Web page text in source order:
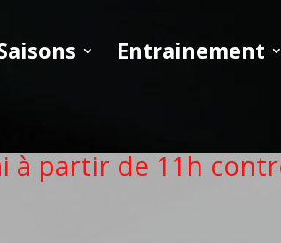
Entrainement
à partir de 11h